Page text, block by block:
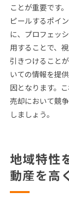
ことが重要です
ピールするポイ
に、プロフェッ
用することで、
引きつけること
いての情報を提
因となります。
売却において競
しましょう。
地域特性
動産を高